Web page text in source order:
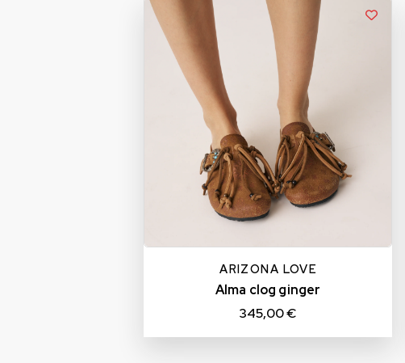
ARIZONA LOVE
Alma clog ginger
345,00 €
40